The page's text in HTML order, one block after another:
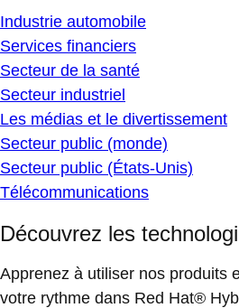
Industrie automobile
Services financiers
Secteur de la santé
Secteur industriel
Les médias et le divertissement
Secteur public (monde)
Secteur public (États-Unis)
Télécommunications
Découvrez les
Apprenez à utiliser nos produits
votre rythme dans Red Hat®